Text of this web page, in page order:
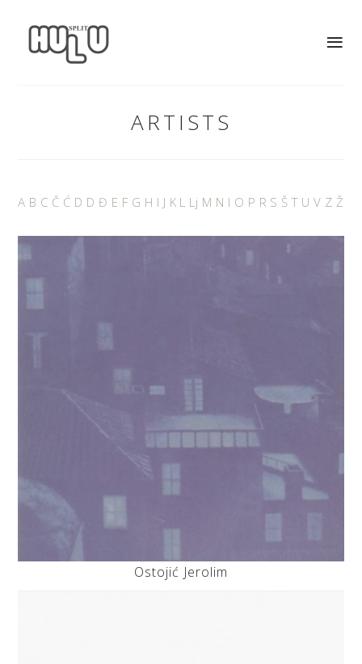
ARTISTS
A B C Č Ć D D Đ E F G H I J K L Lj M N I O P R S Š T U V Z Ž
Ostojić Jerolim